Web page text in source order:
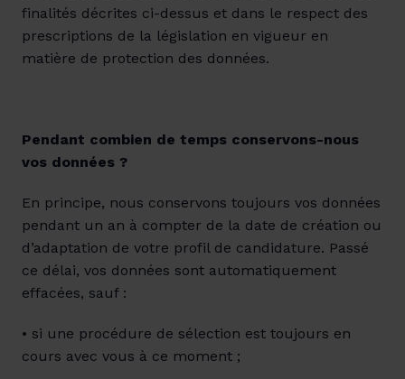
finalités décrites ci-dessus et dans le respect des
prescriptions de la législation en vigueur en
matière de protection des données.
Pendant combien de temps conservons-nous
vos données ?
En principe, nous conservons toujours vos données
pendant un an à compter de la date de création ou
d’adaptation de votre profil de candidature. Passé
ce délai, vos données sont automatiquement
effacées, sauf :
• si une procédure de sélection est toujours en
cours avec vous à ce moment ;